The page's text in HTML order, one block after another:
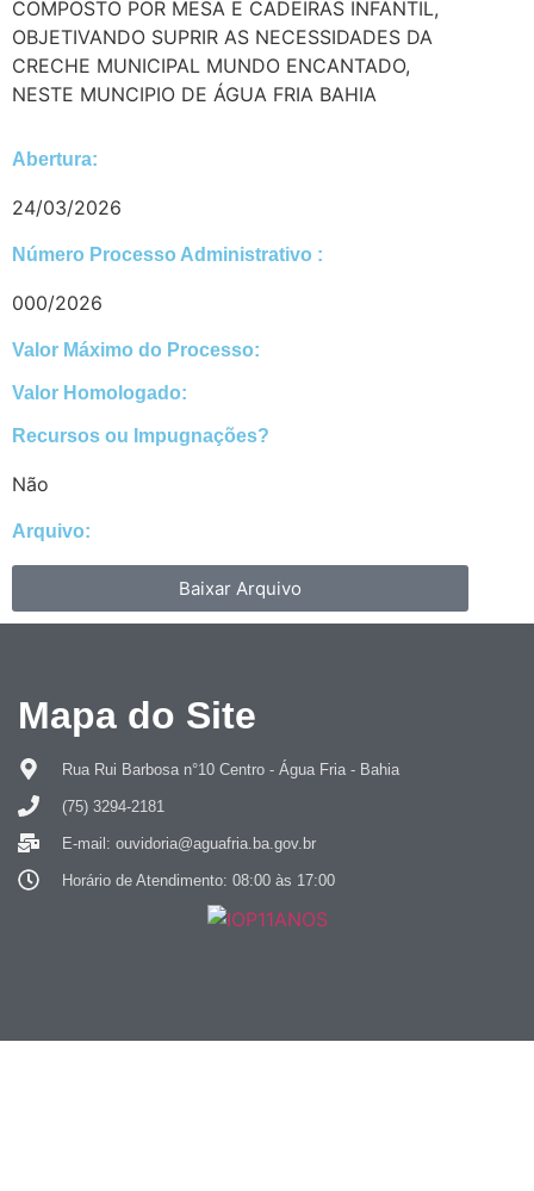
COMPOSTO POR MESA E CADEIRAS INFANTIL,
OBJETIVANDO SUPRIR AS NECESSIDADES DA
CRECHE MUNICIPAL MUNDO ENCANTADO,
NESTE MUNCIPIO DE ÁGUA FRIA BAHIA
Abertura:
24/03/2026
Número Processo Administrativo :
000/2026
Valor Máximo do Processo: ​
Valor Homologado: ​
Recursos ou Impugnações? ​
Não
Arquivo:
Baixar Arquivo
Mapa do Site
Rua Rui Barbosa n°10 Centro - Água Fria - Bahia
(75) 3294-2181
E-mail: ouvidoria@aguafria.ba.gov.br
Horário de Atendimento: 08:00 às 17:00